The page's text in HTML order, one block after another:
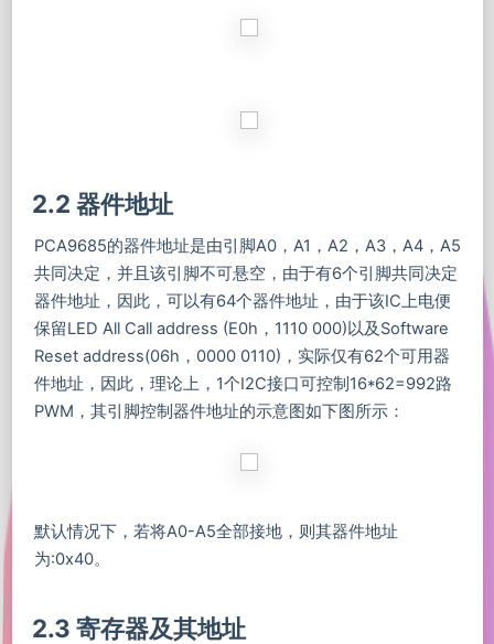
2.2 器件地址
PCA9685的器件地址是由引脚A0，A1，A2，A3，A4，A5
共同决定，并且该引脚不可悬空，由于有6个引脚共同决定
器件地址，因此，可以有64个器件地址，由于该IC上电便
保留LED All Call address (E0h，1110 000)以及Software
Reset address(06h，0000 0110)，实际仅有62个可用器
件地址，因此，理论上，1个I2C接口可控制16*62=992路
PWM，其引脚控制器件地址的示意图如下图所示：
默认情况下，若将A0-A5全部接地，则其器件地址
为:0x40。
2.3 寄存器及其地址